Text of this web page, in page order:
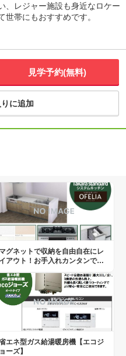
、レジャー施設も身近なロケー
世帯にもおすすめです。
見学予約(無料)
に追加
マグネットで収納を自由自在にレ
イアウト！お手入れカンタンで、
エネ型ガス給湯暖房機【エコジ
ョーズ】